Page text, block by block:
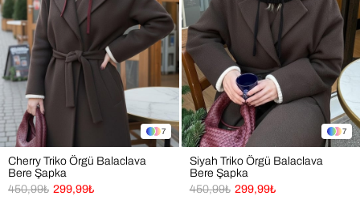
7
Cherry Triko Örgü Balaclava
Bere Şapka
299,99₺
450,99₺
7
Siyah Triko Örgü Balaclava
Bere Şapka
299,99₺
450,99₺